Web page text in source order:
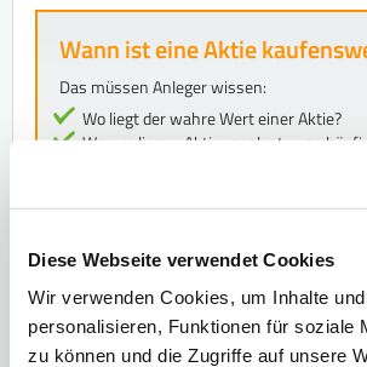
Diese Webseite verwendet Cookies
Wir verwenden Cookies, um Inhalte
personalisieren, Funktionen für soziale
zu können und die Zugriffe auf unsere
Wann ist eine Aktie
Das müssen Anleger wissen:
Wo liegt der wahre Wert einer Aktie?
Warum liegen Aktienanalysten so
Alles über: Inneren Wert, Enterprise
Alle Infos in diesem E-Book - 100%
> Jetzt sichern